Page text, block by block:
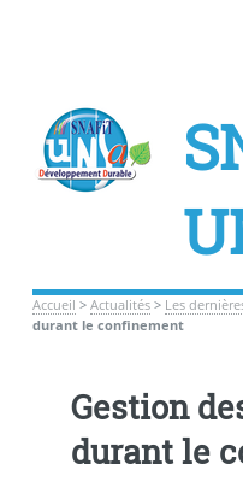
Accueil > Actualités> Les
durant le confinement
Gestion
durant le